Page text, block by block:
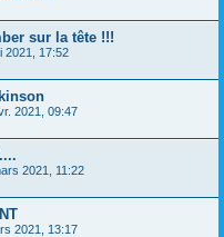
sur la tête !!!
2021, 17:52
2021, 09:47
2021, 11:22
2021, 13:17